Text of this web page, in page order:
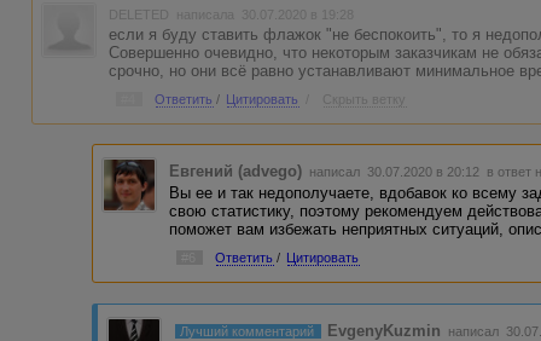
DELETED написала 30.07.2020 в 19:28
если я буду ставить флажок "не беспокоить", то я
Совершенно очевидно, что некоторым заказчикам не
срочно, но они всё равно устанавливают минимальное
Ответить / Цитировать Скрыть ветку
Евгений (advego) написал 30.07.2020 в 20:12 в ответ
Вы ее и так недополучаете, вдобавок ко всему
свою статистику, поэтому рекомендуем
поможет вам избежать неприятных ситуаций,
Ответить / Цитировать
Лучший комментарий EvgenyKuzmin написал